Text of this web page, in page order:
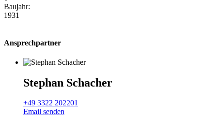
Baujahr:
1931
Ansprechpartner
Stephan Schacher
+49 3322 202201
Email senden